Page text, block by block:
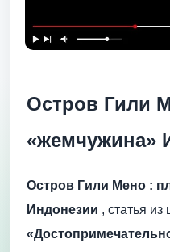
Остров Гили
«жемчужина»
Остров Гили Мено :
Индонезии , статья из